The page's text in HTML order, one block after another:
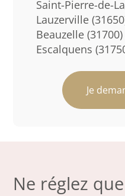
Saint-Pierre-de-
Lauzerville
Beauzelle
Escalquens
Je
Ne réglez